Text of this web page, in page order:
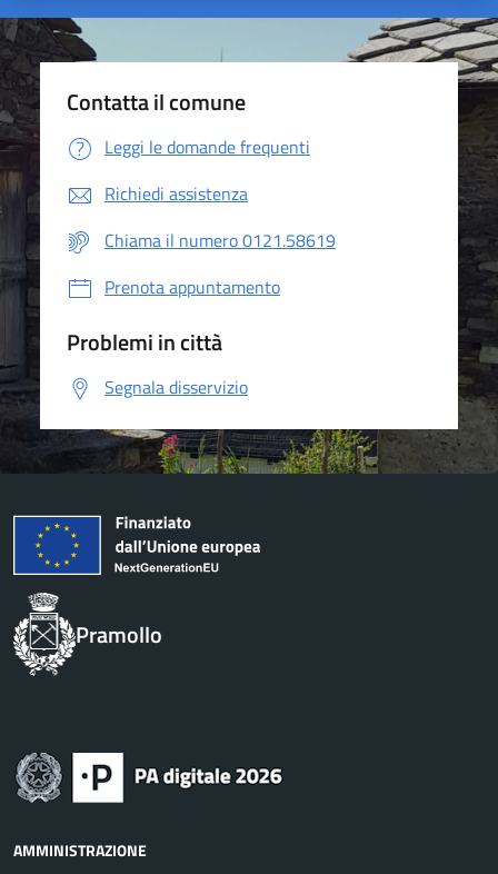
Contatta il comune
Leggi le domande frequenti
Richiedi assistenza
Chiama il numero 0121.58619
Prenota appuntamento
Problemi in città
Segnala disservizio
Pramollo
AMMINISTRAZIONE